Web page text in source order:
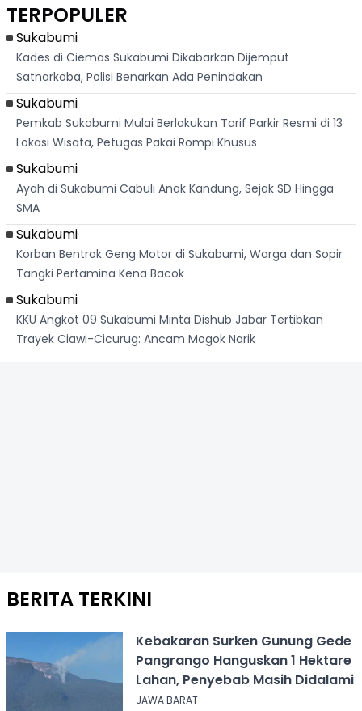
Banteng
"Bang Messi"
TERPOPULER
Sukabumi
Kades di Ciemas Sukabumi Dikabarkan Dijemput
Satnarkoba, Polisi Benarkan Ada Penindakan
Sukabumi
Pemkab Sukabumi Mulai Berlakukan Tarif Parkir Resmi di 13
Lokasi Wisata, Petugas Pakai Rompi Khusus
Sukabumi
Ayah di Sukabumi Cabuli Anak Kandung, Sejak SD Hingga
SMA
Sukabumi
Korban Bentrok Geng Motor di Sukabumi, Warga dan Sopir
Tangki Pertamina Kena Bacok
Sukabumi
KKU Angkot 09 Sukabumi Minta Dishub Jabar Tertibkan
Trayek Ciawi-Cicurug: Ancam Mogok Narik
BERITA TERKINI
Kebakaran Surken Gunung Gede
Pangrango Hanguskan 1 Hektare
Lahan, Penyebab Masih Didalami
JAWA BARAT